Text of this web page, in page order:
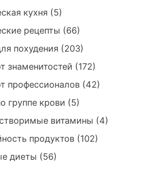
кухня (5)
рецепты (66)
похудения (203)
знаменитостей (172)
профессионалов(42)
группе крови (5)
витамины (4)
продуктов(102)
диеты (56)